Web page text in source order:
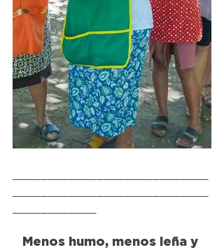
Menos humo, menos leña y